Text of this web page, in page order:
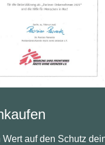
auf den Schutz